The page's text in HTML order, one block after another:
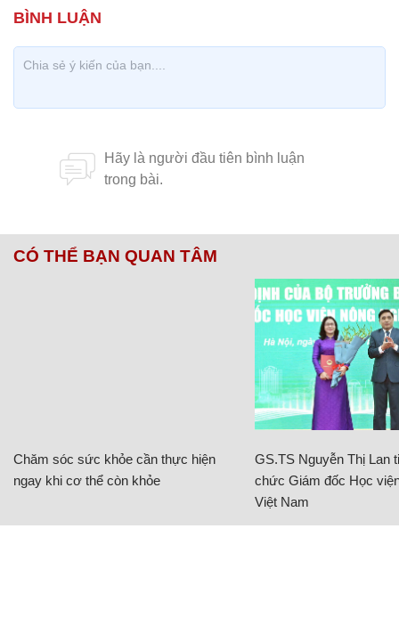
CÓ THỂ BẠN QUAN TÂM
Chăm sóc sức khỏe cần thực hiện
ngay khi cơ thể còn khỏe
GS.TS Nguyễn Thị Lan
chức Giám đốc Học
Việt Nam